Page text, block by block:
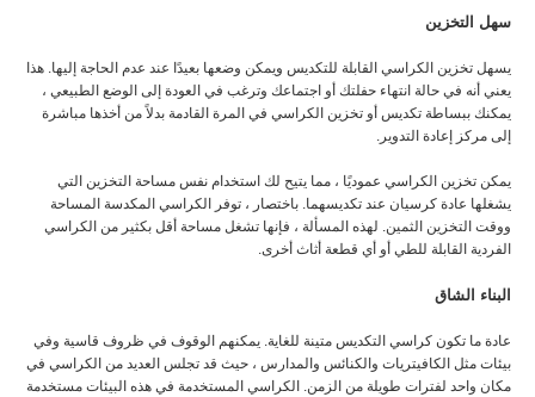
سهل التخزين
يسهل تخزين الكراسي القابلة للتكديس ويمكن وضعها بعيدًا عند عدم الحاجة إليها. هذا
يعني أنه في حالة انتهاء حفلتك أو اجتماعك وترغب في العودة إلى الوضع الطبيعي ،
يمكنك ببساطة تكديس أو تخزين الكراسي في المرة القادمة بدلاً من أخذها مباشرة
إلى مركز إعادة التدوير.
يمكن تخزين الكراسي عموديًا ، مما يتيح لك استخدام نفس مساحة التخزين التي
يشغلها عادة كرسيان عند تكديسهما. باختصار ، توفر الكراسي المكدسة المساحة
ووقت التخزين الثمين. لهذه المسألة ، فإنها تشغل مساحة أقل بكثير من الكراسي
الفردية القابلة للطي أو أي قطعة أثاث أخرى.
البناء الشاق
عادة ما تكون كراسي التكديس متينة للغاية. يمكنهم الوقوف في ظروف قاسية وفي
بيئات مثل الكافيتريات والكنائس والمدارس ، حيث قد تجلس العديد من الكراسي في
مكان واحد لفترات طويلة من الزمن. الكراسي المستخدمة في هذه البيئات مستخدمة